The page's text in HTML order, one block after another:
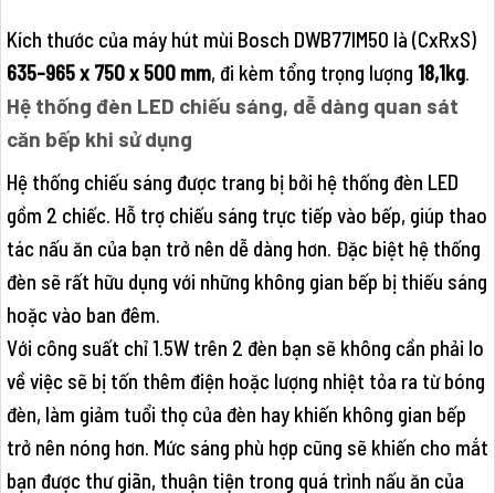
Kích thước của máy hút mùi Bosch DWB77IM50 là (CxRxS)
635-965 x 750 x 500 mm, đi kèm tổng trọng lượng 18,1kg.
Hệ thống đèn LED chiếu sáng, dễ dàng quan sát
căn bếp khi sử dụng
Hệ thống chiếu sáng được trang bị bởi hệ thống đèn LED
gồm 2 chiếc. Hỗ trợ chiếu sáng trực tiếp vào bếp, giúp thao
tác nấu ăn của bạn trở nên dễ dàng hơn. Đặc biệt hệ thống
đèn sẽ rất hữu dụng với những không gian bếp bị thiếu sáng
hoặc vào ban đêm.
Với công suất chỉ 1.5W trên 2 đèn bạn sẽ không cần phải lo
về việc sẽ bị tốn thêm điện hoặc lượng nhiệt tỏa ra từ bóng
đèn, làm giảm tuổi thọ của đèn hay khiến không gian bếp
trở nên nóng hơn. Mức sáng phù hợp cũng sẽ khiến cho mắt
bạn được thư giãn, thuận tiện trong quá trình nấu ăn của